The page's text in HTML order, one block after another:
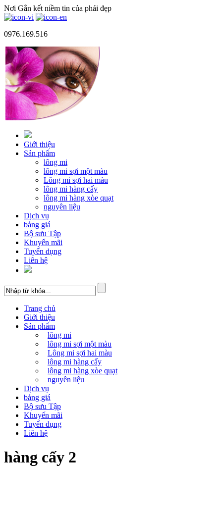
Nơi Gắn kết niềm tin của phái đẹp
0976.169.516
Giới thiệu
Sản phẩm
lông mi
lông mi sợi một màu
Lông mi sợi hai màu
lông mi hàng cấy
lông mi hàng xòe quạt
nguyên liệu
Dịch vụ
bảng giá
Bộ sưu Tập
Khuyến mãi
Tuyển dụng
Liên hệ
Trang chủ
Giới thiệu
Sản phẩm
lông mi
lông mi sợi một màu
Lông mi sợi hai màu
lông mi hàng cấy
lông mi hàng xòe quạt
nguyên liệu
Dịch vụ
bảng giá
Bộ sưu Tập
Khuyến mãi
Tuyển dụng
Liên hệ
hàng cấy 2